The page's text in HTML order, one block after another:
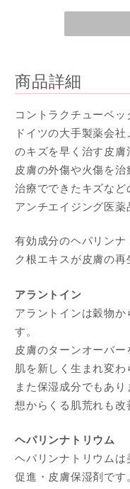
商品詳細
コントラクチューベ
ドイツの大手製薬会
のキズを早く治す皮膚
皮膚の外傷や火傷を
治療でできたキズなど
アンチエイジング医薬
有効成分のヘパリンナ
ク根エキスが皮膚の再
アラントイン
アラントインは穀物
す。
皮膚のターンオーバ
肌を新しく生まれ変わ
また保湿成分でもあ
想からくる肌荒れも改
ヘパリンナトリウム
ヘパリンナトリウム
促進・皮膚保湿剤です